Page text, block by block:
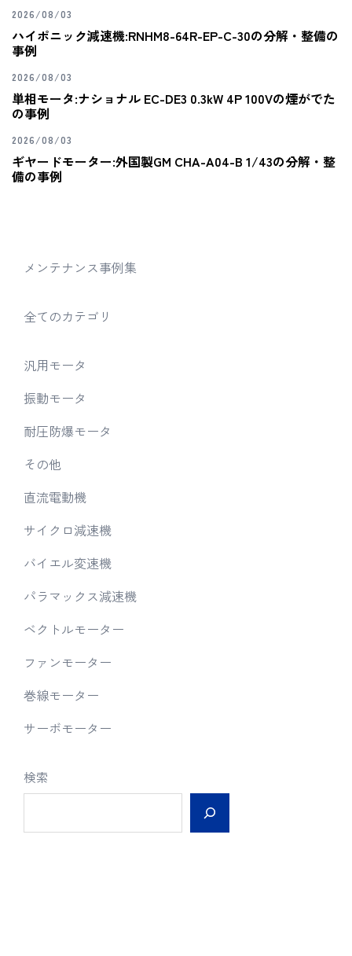
2026/08/03
ハイポニック減速機:RNHM8-64R-EP-C-30の分解・整備の
事例
2026/08/03
単相モータ:ナショナル EC-DE3 0.3kW 4P 100Vの煙がでた
の事例
2026/08/03
ギヤードモーター:外国製GM CHA-A04-B 1/43の分解・整
備の事例
メンテナンス事例集
全てのカテゴリ
汎用モータ
振動モータ
耐圧防爆モータ
その他
直流電動機
サイクロ減速機
バイエル変速機
パラマックス減速機
ベクトルモーター
ファンモーター
巻線モーター
サーボモーター
検索